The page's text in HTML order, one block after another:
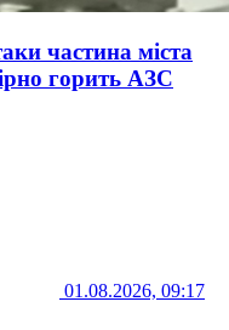
частина міста
горить АЗС
01.08.2026, 09:17